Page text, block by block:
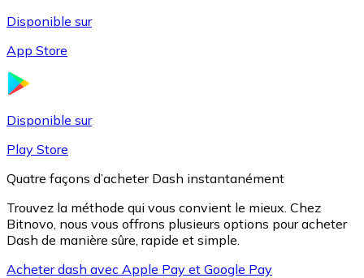
Disponible sur
App Store
Disponible sur
Play Store
Quatre façons d’acheter Dash instantanément
Trouvez la méthode qui vous convient le mieux. Chez
Bitnovo, nous vous offrons plusieurs options pour acheter
Dash de manière sûre, rapide et simple.
Acheter dash avec Apple Pay et Google Pay